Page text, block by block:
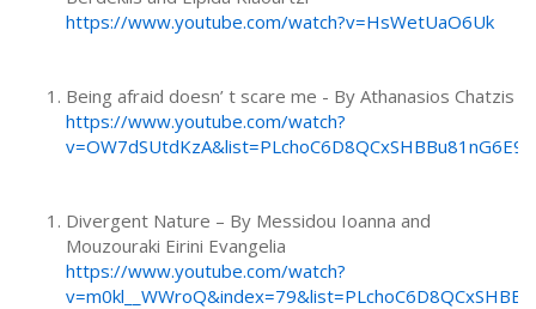
https://www.youtube.com/watch?v=HsWetUaO6Uk
Being afraid doesn’ t scare me - Βy Athanasios Chatzis
https://www.youtube.com/watch?
Divergent Nature – By Messidou Ioanna and
Mouzouraki Eirini Evangelia
https://www.youtube.com/watch?